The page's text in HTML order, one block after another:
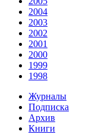
2004
2003
2002
2001
2000
1999
1998
Журналы
Подписка
Архив
Книги